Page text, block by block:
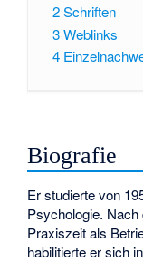
2Schriften
3Weblinks
4
Biografie
Er studierte von
Psychologie.
Praxiszeit als
habilitierte er sich